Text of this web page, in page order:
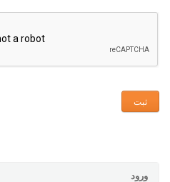
ورود